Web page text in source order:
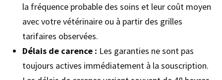
la fréquence probable des soins et leur coût moyen
avec votre vétérinaire ou à partir des grilles
tarifaires observées.
Délais de carence : Les garanties ne sont pas
toujours actives immédiatement à la souscription.